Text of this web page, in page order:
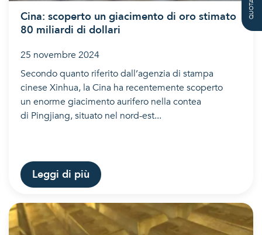
Cina: scoperto un giacimento di oro stimato
80 miliardi di dollari
25 novembre 2024
Secondo quanto riferito dall’agenzia di stampa
cinese Xinhua, la Cina ha recentemente scoperto
un enorme giacimento aurifero nella contea
di Pingjiang, situato nel nord-est...
Leggi di più